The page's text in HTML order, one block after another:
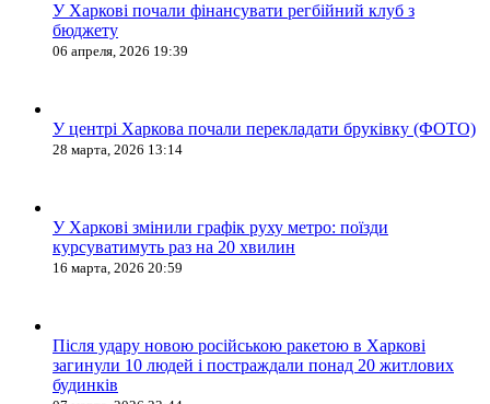
У Харкові почали фінансувати регбійний клуб з
бюджету
06 апреля, 2026 19:39
У центрі Харкова почали перекладати бруківку (ФОТО)
28 марта, 2026 13:14
У Харкові змінили графік руху метро: поїзди
курсуватимуть раз на 20 хвилин
16 марта, 2026 20:59
Після удару новою російською ракетою в Харкові
загинули 10 людей і постраждали понад 20 житлових
будинків